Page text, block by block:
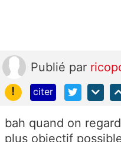
Publié par
!
citer
bah quand on
plus objectif